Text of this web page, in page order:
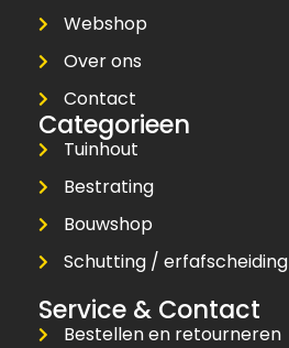
Webshop
Over ons
Contact
Categorieen
Tuinhout
Bestrating
Bouwshop
Schutting / erfafscheiding
Service & Contact
Bestellen en retourneren